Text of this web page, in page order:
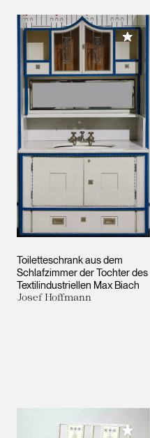
Toiletteschrank aus dem
Schlafzimmer der Tochter des
Textilindustriellen Max Biach
Josef Hoffmann